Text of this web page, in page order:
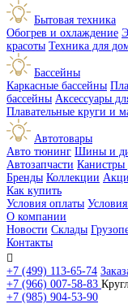
Бытовая техника
Обогрев и охлаждение
красоты Техника для
Бассейны
Каркасные бассейны
бассейны Аксессуары
Плавательные круги и
Автотовары
Авто тюнинг Шины и
Автозапчасти Канистры
Бренды Коллекции
Как купить
Условия оплаты
О компании
Новости Склады
Контакты

+7 (499) 113-65-74
+7 (966) 007-58-83
+7 (985) 904-53-90